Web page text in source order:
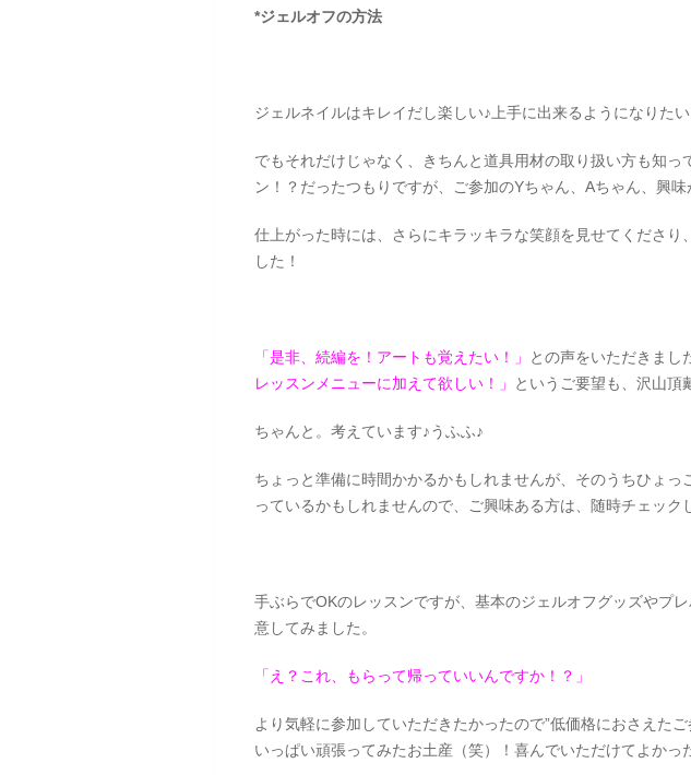
*ジェルオフの方法
ジェルネイルはキレイだし楽しい♪上手に出来るようになりたい
でもそれだけじゃなく、きちんと道具用材の取り扱い方も知っ
ン！？だったつもりですが、ご参加のYちゃん、Aちゃん、興
仕上がった時には、さらにキラッキラな笑顔を見せてくださり
した！
「是非、続編を！アートも覚えたい！」 との声をいただきまし
レッスンメニューに加えて欲しい！」
というご要望も、沢山頂
ちゃんと。考えています♪うふふ♪
ちょっと準備に時間かかるかもしれませんが、そのうちひょっ
っているかもしれませんので、ご興味ある方は、随時チェック
手ぶらでOKのレッスンですが、基本のジェルオフグッズやプ
意してみました。
「え？これ、もらって帰っていいんですか！？」
より気軽に参加していただきたかったので”低価格におさえた
いっぱい頑張ってみたお土産（笑）！喜んでいただけてよかっ